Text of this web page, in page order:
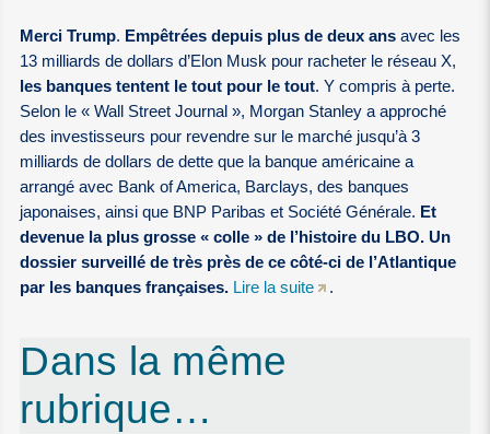
Merci Trump. Empêtrées depuis plus de deux ans avec les
13 milliards de dollars d’Elon Musk pour racheter le réseau X,
les banques tentent le tout pour le tout. Y compris à perte.
Selon le « Wall Street Journal », Morgan Stanley a approché
des investisseurs pour revendre sur le marché jusqu’à 3
milliards de dollars de dette que la banque américaine a
arrangé avec Bank of America, Barclays, des banques
japonaises, ainsi que BNP Paribas et Société Générale. Et
devenue la plus grosse « colle » de l’histoire du LBO. Un
dossier surveillé de très près de ce côté-ci de l’Atlantique
par les banques françaises. Lire la suite .
Dans la même
rubrique…